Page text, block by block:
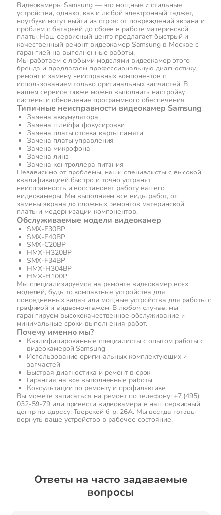
Видеокамеры Samsung — это мощные и стильные
устройства, однако, как и любой электронный гаджет,
ноутбуки могут выйти из строя: от повреждений экрана и
проблем с батареей до сбоев в работе материнской
платы. Наш сервисный центр предлагает быстрый и
качественный ремонт видеокамер Samsung в Москве с
гарантией на выполненные работы.
Мы работаем с любыми моделями видеокамер этого
бренда и предлагаем профессиональную диагностику,
ремонт и замену неисправных компонентов с
использованием только оригинальных запчастей. В
нашем сервисе также можно выполнить настройку
системы и обновление программного обеспечения.
Типичные неисправности видеокамер Samsung
Замена аккумулятора
Замена шлейфа фокусировки
Замена платы отсека карты памяти
Замена платы управления
Замена микрофона
Замена линз
Замена контроллера питания
Независимо от проблемы, наши специалисты с высокой
квалификацией быстро и точно устранят
неисправность и восстановят работу вашего
видеокамеры. Мы выполняем все виды работ, от
замены экрана до сложных ремонтов материнской
платы и модернизации компонентов.
Обслуживаемые модели видеокамер
SMX-F30BP
SMX-F40BP
SMX-C20BP
HMX-H320BP
SMX-F34BP
HMX-H304BP
HMX-H100P
Мы специализируемся на ремонте видеокамер всех
моделей, будь то компактные устройства для
повседневных задач или мощные устройства для работы с
графикой и видеомонтажом. В любом случае, мы
гарантируем высококачественное обслуживание и
минимальные сроки выполнения работ.
Почему именно мы?
Квалифицированные специалисты с опытом работы с
видеокамерой Samsung
Использование оригинальных комплектующих и
запчастей
Быстрая диагностика и ремонт в срок
Гарантия на все выполненные работы
Консультации по ремонту и профилактике
Вы можете записаться на ремонт по телефону: +7 (495)
032-59-79 или привести видеокамера в наш сервисный
центр по адресу: Тверской б-р, 26А. Мы всегда готовы
вернуть ваше устройство в рабочее состояние.
Ответы на часто задаваемые
вопросы